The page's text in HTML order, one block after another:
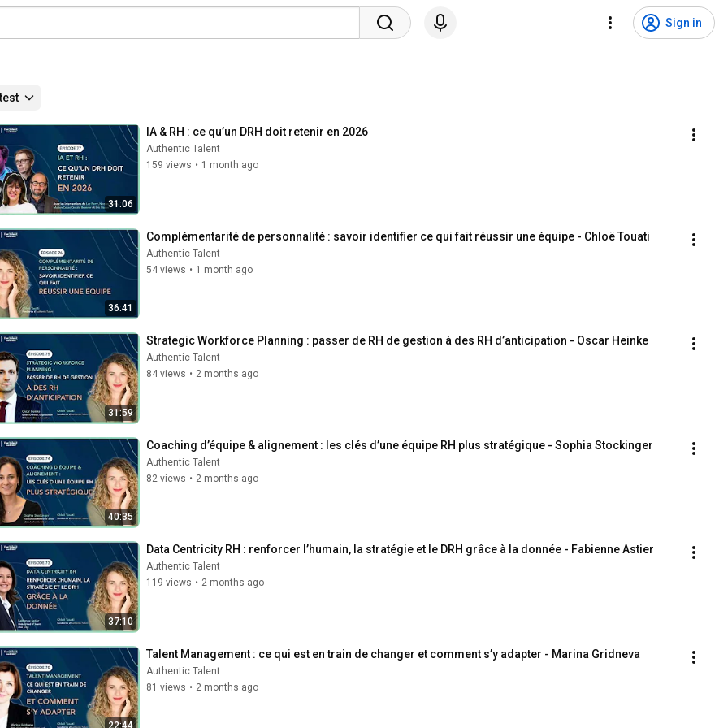
Sign in
31:06
IA & RH : ce qu’un DRH doit retenir en 2026
Authentic Talent
159 views • 1 month ago
36:41
Complémentarité de personnalité : savoir identifier ce qui fait réussir une équipe - Chloë Touati
Authentic Talent
54 views • 1 month ago
31:59
Strategic Workforce Planning : passer de RH de gestion à des RH d’anticipation - Oscar Heinke
Authentic Talent
84 views • 2 months ago
40:35
Coaching d’équipe & alignement : les clés d’une équipe RH plus stratégique - Sophia Stockinger
Authentic Talent
82 views • 2 months ago
37:10
Data Centricity RH : renforcer l’humain, la stratégie et le DRH grâce à la donnée - Fabienne Astier
Authentic Talent
119 views • 2 months ago
22:44
Talent Management : ce qui est en train de changer et comment s’y adapter - Marina Gridneva
Authentic Talent
81 views • 2 months ago